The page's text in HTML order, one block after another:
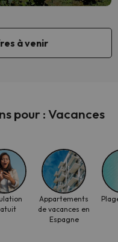
à venir
pour : Vacances
Appartements
de vacances en
Espagne